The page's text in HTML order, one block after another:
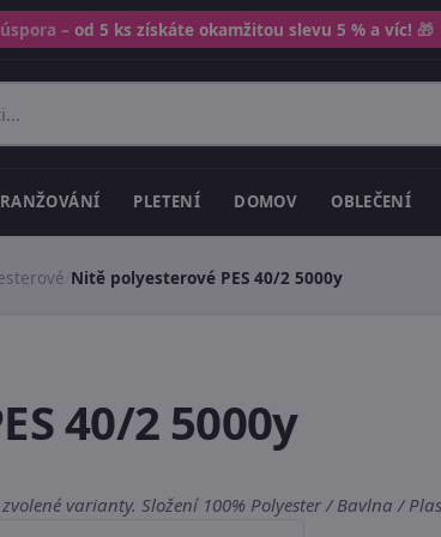
– od 5 ks získáte okamžitou slevu 5 % a víc! 🎁
PLETENÍ DOMOV OBLEČENÍ
Nitě polyesterové PES 40/2 5000y
40/2 5000y
varianty. Složení 100% Polyester / Bavlna /